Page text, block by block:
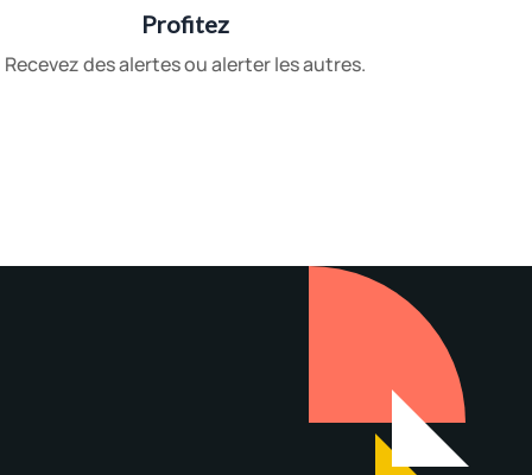
Profitez
Recevez des alertes ou alerter les autres.